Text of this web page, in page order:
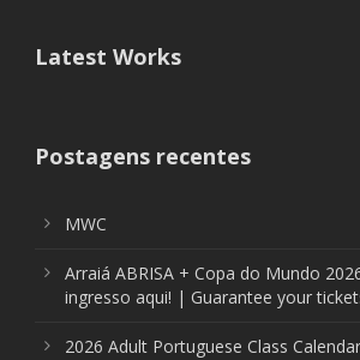
Latest Works
Postagens recentes
MWC
Arraiá ABRISA + Copa do Mundo
ingresso aqui! | Guarantee your
2026 Adult Portuguese Class